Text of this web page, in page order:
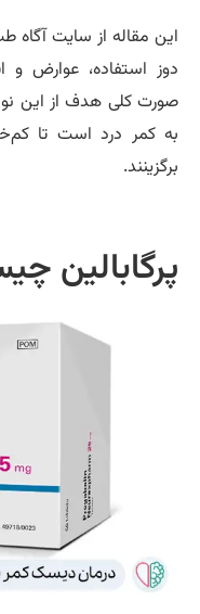
مقاله از سایت آگاه طب
استفاده، عوارض و
کلی هدف از این
کمر درد است تا